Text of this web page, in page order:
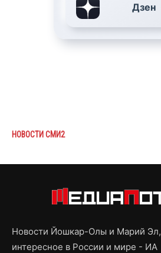
Дзен
НОВОСТИ СМИ2
Новости Йошкар-Олы и Марий Эл,
интересное в России и мире - ИА